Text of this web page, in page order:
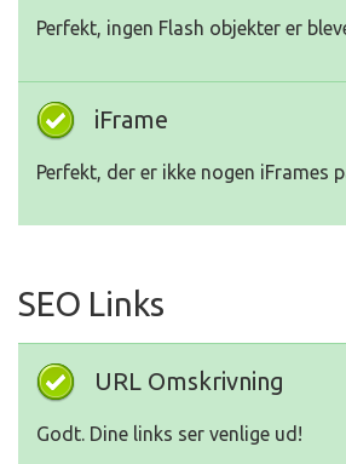
Perfekt, ingen Flash objekter er
iFrame
Perfekt, der er ikke nogen iFrames
SEO Links
URL Omskrivning
Godt. Dine links ser venlige ud!